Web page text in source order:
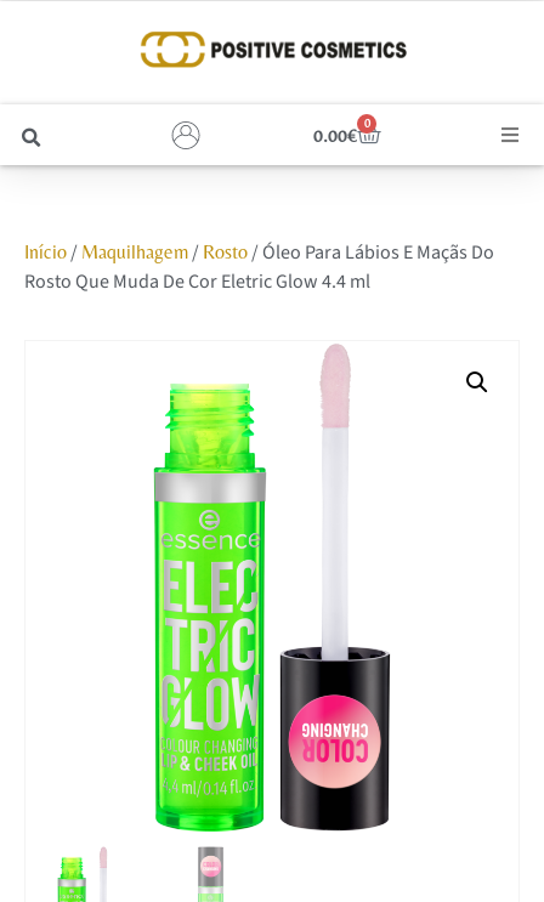
0.00€
0
Unhas
Início/ Maquilhagem/ Rosto/ Óleo Para Lábios E Maçãs Do
Rosto Que Muda De Cor Eletric Glow 4.4 ml